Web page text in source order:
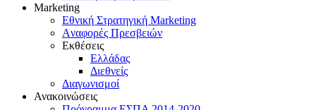
Marketing
Eθνική Στρατηγική Marketing
Aναφορές Πρεσβειών
Eκθέσεις
Eλλάδας
Διεθνείς
Διαγωνισμοί
Ανακοινώσεις